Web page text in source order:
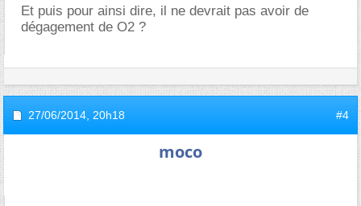
Et puis pour ainsi dire, il ne devrait pas avoir de
dégagement de O2 ?
27/06/2014, 20h18 #4
moco